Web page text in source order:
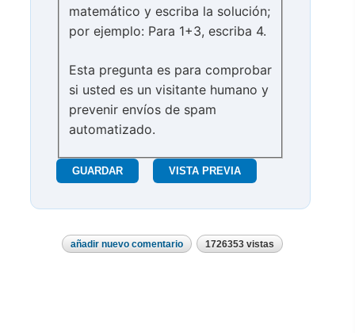
matemático y escriba la solución;
por ejemplo: Para 1+3, escriba 4.
Esta pregunta es para comprobar
si usted es un visitante humano y
prevenir envíos de spam
automatizado.
añadir nuevo comentario 1726353 vistas